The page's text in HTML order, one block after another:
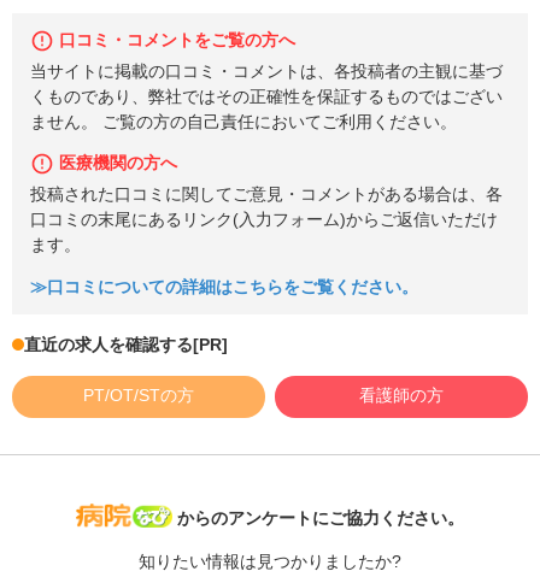
口コミ・コメントをご覧の方へ
当サイトに掲載の口コミ・コメントは、各投稿者の主観に基づ
くものであり、弊社ではその正確性を保証するものではござい
ません。 ご覧の方の自己責任においてご利用ください。
医療機関の方へ
投稿された口コミに関してご意見・コメントがある場合は、各
口コミの末尾にあるリンク(入力フォーム)からご返信いただけ
ます。
≫口コミについての詳細はこちらをご覧ください。
直近の求人を確認する[PR]
PT/OT/STの方 看護師の方
病院なび
からのアンケートにご協力ください。
知りたい情報は見つかりましたか?